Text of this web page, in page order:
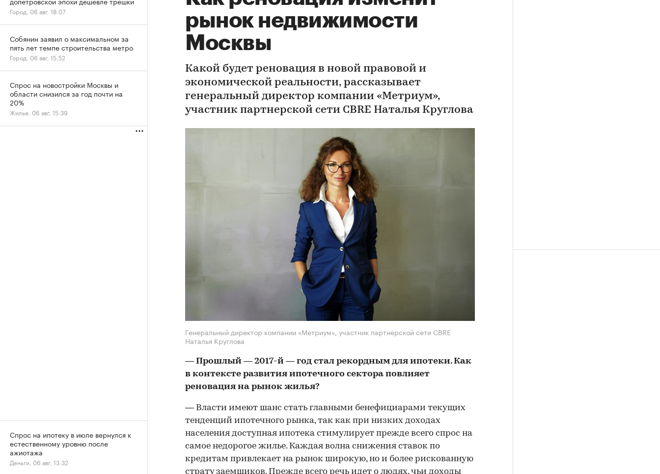
рынок недвижимости
Москвы
Какой будет реновация в новой правовой и
экономической реальности, рассказывает
генеральный директор компании «Метриум»,
участник партнерской сети CBRE Наталья Круглова
Генеральный директор компании «Метриум», участник партнерской сети CBRE
Наталья Круглова
— Прошлый — 2017-й — год стал рекордным для ипотеки. Как
в контексте развития ипотечного сектора повлияет
реновация на рынок жилья?
— Власти имеют шанс стать главными бенефициарами текущих
тенденций ипотечного рынка, так как при низких доходах
населения доступная ипотека стимулирует прежде всего спрос на
самое недорогое жилье. Каждая волна снижения ставок по
кредитам привлекает на рынок широкую, но и более рискованную
страту заемщиков. Прежде всего речь идет о людях, чьи доходы
Город, 06 авг, 18:07
Собянин заявил о максимальном за
пять лет темпе строительства метро
Город, 06 авг, 15:52
Спрос на новостройки Москвы и
области снизился за год почти на
20%
Жилье, 06 авг, 15:39
Спрос на ипотеку в июле вернулся к
естественному уровню после
ажиотажа
Деньги, 06 авг, 13:32